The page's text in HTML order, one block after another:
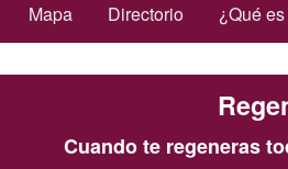
Mapa Directorio ¿Qué
Cuando te regeneras